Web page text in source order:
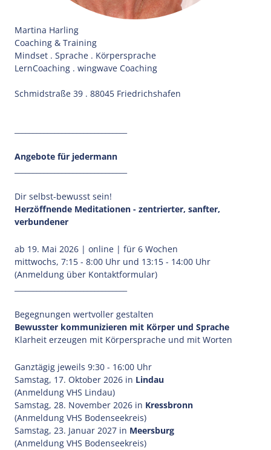
Martina Harling
Coaching & Training
Mindset . Sprache . Körpersprache
LernCoaching . wingwave Coaching
Schmidstraße 39 . 88045 Friedrichshafen
Angebote für jedermann
Dir selbst-bewusst sein!
Herzöffnende Meditationen - zentrierter, sanfter,
verbundener
ab 19. Mai 2026 | online | für 6 Wochen
mittwochs, 7:15 - 8:00 Uhr und 13:15 - 14:00 Uhr
(Anmeldung über Kontaktformular)
Begegnungen wertvoller gestalten
Bewusster kommunizieren mit Körper und Sprache
Klarheit erzeugen mit Körpersprache und mit Worten
Ganztägig jeweils 9:30 - 16:00 Uhr
Samstag, 17. Oktober 2026 in Lindau
(Anmeldung VHS Lindau)
Samstag, 28. November 2026 in Kressbronn
(Anmeldung VHS Bodenseekreis)
Samstag, 23. Januar 2027 in Meersburg
(Anmeldung VHS Bodenseekreis)